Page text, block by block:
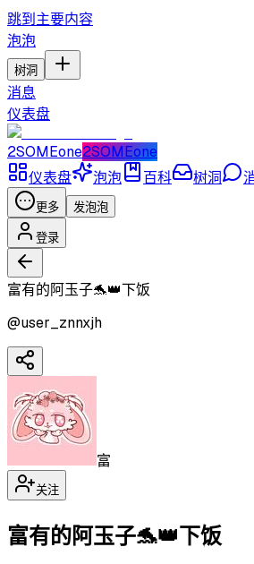
跳到主要内容
泡泡
树洞
消息
仪表盘
2SOMEone2SOMEone
仪表盘
泡泡 百科 树洞
更多 发泡泡
登录
富有的阿玉子🐬👑下饭
@user_znnxjh
富
关注
富有的阿玉子🐬👑下饭